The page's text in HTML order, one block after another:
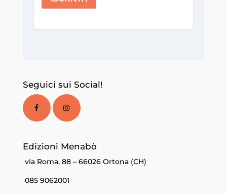
Seguici sui Social!
Edizioni Menabò
via Roma, 88 – 66026 Ortona (CH)
085 9062001